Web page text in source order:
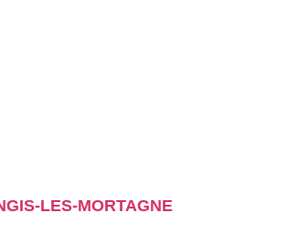
LES-MORTAGNE